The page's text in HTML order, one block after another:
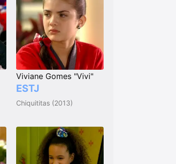
Viviane Gomes "Vivi"
ESTJ
Chiquititas (2013)